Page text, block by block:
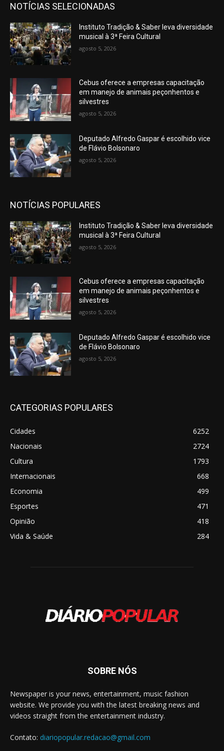
NOTÍCIAS SELECIONADAS
Instituto Tradição & Saber leva diversidade
musical à 3ª Feira Cultural
agosto 5, 2026
Cebus oferece a empresas capacitação
em manejo de animais peçonhentos e
silvestres
agosto 5, 2026
Deputado Alfredo Gaspar é escolhido vice
de Flávio Bolsonaro
agosto 5, 2026
NOTÍCIAS POPULARES
Instituto Tradição & Saber leva diversidade
musical à 3ª Feira Cultural
agosto 5, 2026
Cebus oferece a empresas capacitação
em manejo de animais peçonhentos e
silvestres
agosto 5, 2026
Deputado Alfredo Gaspar é escolhido vice
de Flávio Bolsonaro
agosto 5, 2026
CATEGORIAS POPULARES
Cidades
6252
Nacionais
2724
Cultura
1793
Internacionais
668
Economia
499
Esportes
471
Opinião
418
Vida & Saúde
284
SOBRE NÓS
Newspaper is your news, entertainment, music fashion
website. We provide you with the latest breaking news and
videos straight from the entertainment industry.
Contato: diariopopular.redacao@gmail.com